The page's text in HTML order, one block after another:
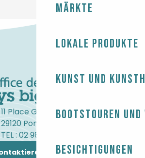
Märkte
Lokale Produkte
Kunst und
Bootstouren
Besichtigungen
11 Place Gambetta
29120 Pont-l'Abbé
TEL : 02 98 82 37 99
Sie uns